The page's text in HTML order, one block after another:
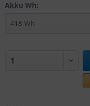
Akku Wh: